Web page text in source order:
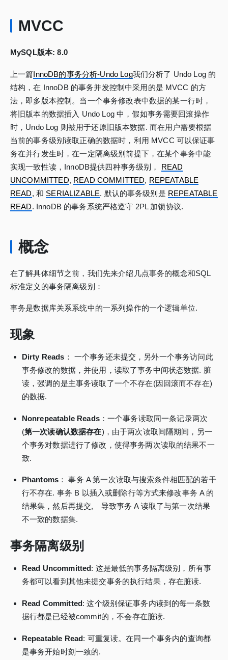
MVCC
MySQL版本: 8.0
上一篇InnoDB的事务分析-Undo Log我们分析了 Undo Log 的
结构，在 InnoDB 的事务并发控制中采用的是 MVCC 的方
法，即多版本控制。当一个事务修改表中数据的某一行时，
将旧版本的数据插入 Undo Log 中，假如事务需要回滚操作
时，Undo Log 则被用于还原旧版本数据. 而在用户需要根据
当前的事务级别读取正确的数据时，利用 MVCC 可以保证事
务在并行发生时，在一定隔离级别前提下，在某个事务中能
实现一致性读，InnoDB提供四种事务级别， READ
UNCOMMITTED, READ COMMITTED, REPEATABLE
READ, 和 SERIALIZABLE. 默认的事务级别是 REPEATABLE
READ. InnoDB 的事务系统严格遵守 2PL 加锁协议.
概念
在了解具体细节之前，我们先来介绍几点事务的概念和SQL
标准定义的事务隔离级别：
事务是数据库关系系统中的一系列操作的一个逻辑单位.
现象
Dirty Reads ： 一个事务还未提交，另外一个事务访问此
事务修改的数据，并使用，读取了事务中间状态数据. 脏
读，强调的是主事务读取了一个不存在(因回滚而不存在)
的数据.
Nonrepeatable Reads：一个事务读取同一条记录两次
(第一次读确认数据存在)，由于两次读取间隔期间，另一
个事务对数据进行了修改，使得事务两次读取的结果不一
致.
Phantoms ： 事务 A 第一次读取与搜索条件相匹配的若干
行不存在. 事务 B 以插入或删除行等方式来修改事务 A 的
结果集，然后再提交, 导致事务 A 读取了与第一次结果
不一致的数据集.
事务隔离级别
Read Uncommitted: 这是最低的事务隔离级别，所有事
务都可以看到其他未提交事务的执行结果，存在脏读.
Read Committed: 这个级别保证事务内读到的每一条数
据行都是已经被commit的，不会存在脏读.
Repeatable Read: 可重复读。在同一个事务内的查询都
是事务开始时刻一致的.